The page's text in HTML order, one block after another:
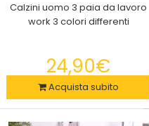
Calzini uomo 3 paia da lavoro
work 3 colori differenti
24,90€
Acquista subito